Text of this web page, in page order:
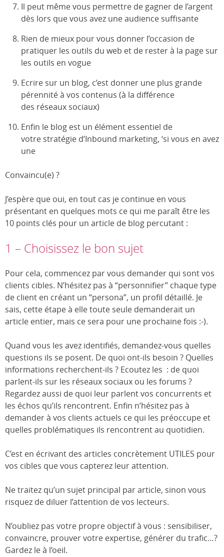
Il peut même vous permettre de gagner de l’argent
dès lors que vous avez une audience suffisante
Rien de mieux pour vous donner l’occasion de
pratiquer les outils du web et de rester à la page sur
les outils en vogue
Ecrire sur un blog, c’est donner une plus grande
pérennité à vos contenus (à la différence
des réseaux sociaux)
Enfin le blog est un élément essentiel de
votre stratégie d’Inbound marketing, ‘si vous en avez
une
Convaincu(e) ?
J’espère que oui, en tout cas je continue en vous
présentant en quelques mots ce qui me paraît être les
10 points clés pour un article de blog percutant :
1 – Choisissez le bon sujet
Pour cela, commencez par vous demander qui sont vos
clients cibles. N’hésitez pas à “personnifier” chaque type
de client en créant un “persona”, un profil détaillé. Je
sais, cette étape à elle toute seule demanderait un
article entier, mais ce sera pour une prochaine fois :-).
Quand vous les avez identifiés, demandez-vous quelles
questions ils se posent. De quoi ont-ils besoin ? Quelles
informations recherchent-ils ? Ecoutez les : de quoi
parlent-ils sur les réseaux sociaux ou les forums ?
Regardez aussi de quoi leur parlent vos concurrents et
les échos qu’ils rencontrent. Enfin n’hésitez pas à
demander à vos clients actuels ce qui les préoccupe et
quelles problématiques ils rencontrent au quotidien.
C’est en écrivant des articles concrètement UTILES pour
vos cibles que vous capterez leur attention.
Ne traitez qu’un sujet principal par article, sinon vous
risquez de diluer l’attention de vos lecteurs.
N’oubliez pas votre propre objectif à vous : sensibiliser,
convaincre, prouver votre expertise, générer du trafic…?
Gardez le à l’oeil.